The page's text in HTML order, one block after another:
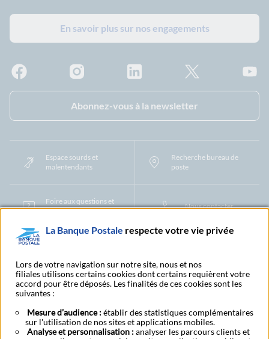
En savoir plus sur nos engagements
Abonnez-vous à la newsletter
Espace sourds et
malentendants
Recherche bureau de
poste
Foire aux questions et
centre d'aide
Nous contacter
Protection des Données à Caractère PersonnelFiliales et partenaires
CookiesGestion des cookiesActualiser vos informations
Contestation et réclamation Coordonnées Centres Financiers
Alertes fraudes et points de vigilance Actualités réglementaires CGU
Aide navigateur et systèmes d'exploitation
Vider le cache de votre navigateurLexique Aide et accessibilité
La Banque Postale respecte votre vie privée
Lors de votre navigation sur notre site, nous et nos
filiales utilisons certains cookies dont certains requièrent votre
accord pour être déposés. Les finalités de ces cookies sont les
suivantes :
Mesure d’audience :établir des statistiques complémentaires
sur l'utilisation de nos sites et applications mobiles.
Analyse et personnalisation :analyser les parcours clients et